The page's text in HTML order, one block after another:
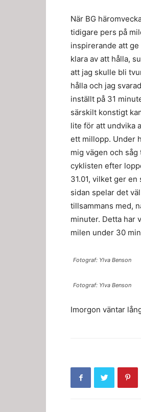
När BG
tidigare pers på
inspirerande att
klara av att hålla,
att jag skulle bli
hålla och jag
inställt på 31
särskilt konstigt
lite för att undvika
ett millopp. Under
mig vägen och
cyklisten efter
31.01, vilket ger
sidan spelar det
tillsammans med,
minuter. Detta har
milen under 30
Fotograf: Ylva Benson
Fotograf: Ylva Benson
Imorgon väntar